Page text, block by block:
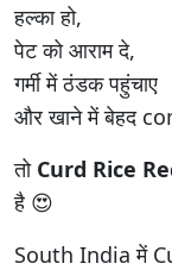
हल्का हो,
पेट को आराम दे,
गर्मी में ठंडक पहुंचाए
और खाने में बेहद
तो Curd Rice
है 😍
South India में